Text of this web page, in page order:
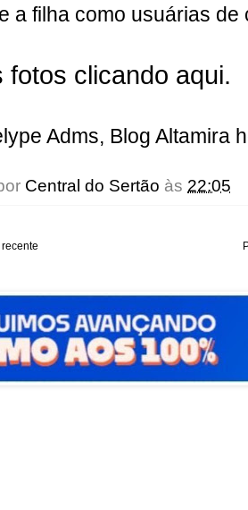
a filha como usuárias
fotos clicando aqui.
Adms, Blog Altamira
Central do Sertão às 22:05